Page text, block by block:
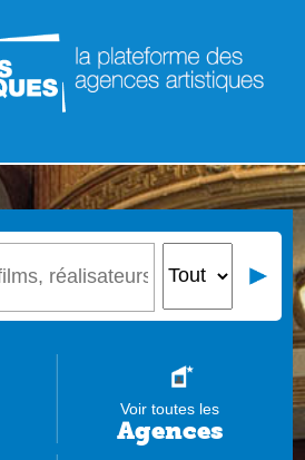
Voir toutes les
Agences